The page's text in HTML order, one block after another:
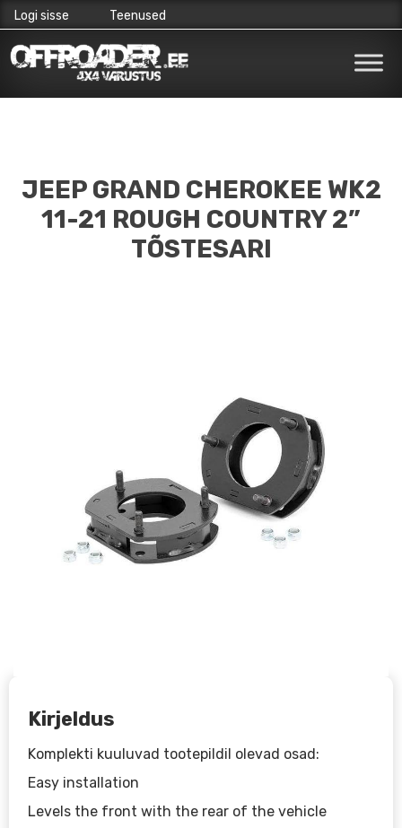
to
Logi sisse Teenused
JEEP GRAND CHEROKEE WK2
11-21 ROUGH COUNTRY 2”
TÕSTESARI
Kirjeldus
Komplekti kuuluvad tootepildil olevad osad:
Easy installation
Levels the front with the rear of the vehicle